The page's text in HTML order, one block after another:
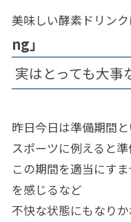
美味しい酵素ドリン
ng」
実はとっても大事
昨日今日は準備期間
スポーツに例えると
この期間を適当にす
を感じるなど
不快な状態にもなりか